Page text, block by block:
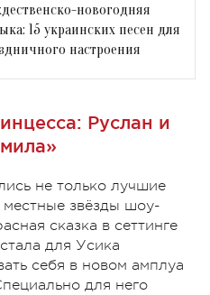
новогодняя
15 украинских песен для
настроения
Руслан и
не только лучшие
звёзды шоу-
сказка в сеттинге
для Усика
себя в новом амплуа
для него